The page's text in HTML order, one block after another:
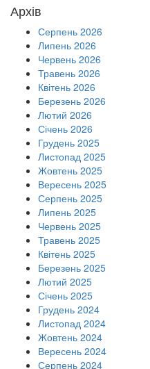
Архів
Серпень 2026
Липень 2026
Червень 2026
Травень 2026
Квітень 2026
Березень 2026
Лютий 2026
Січень 2026
Грудень 2025
Листопад 2025
Жовтень 2025
Вересень 2025
Серпень 2025
Липень 2025
Червень 2025
Травень 2025
Квітень 2025
Березень 2025
Лютий 2025
Січень 2025
Грудень 2024
Листопад 2024
Жовтень 2024
Вересень 2024
Серпень 2024